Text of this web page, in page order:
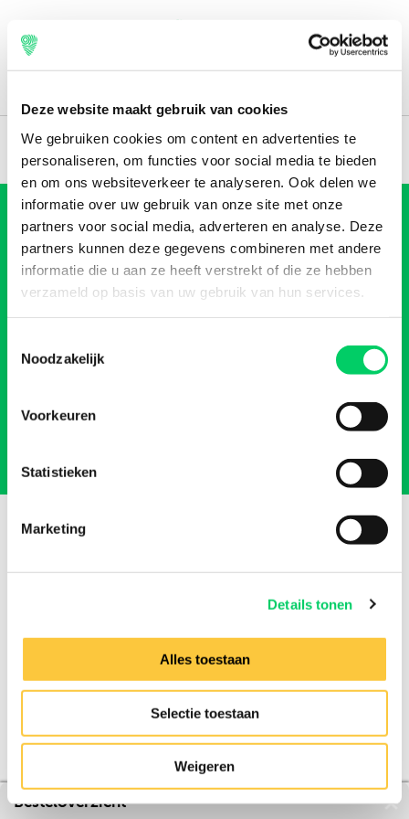
Deze website maakt gebruik van cookies
We gebruiken cookies om content en advertenties te
personaliseren, om functies voor social media te bieden
en om ons websiteverkeer te analyseren. Ook delen we
informatie over uw gebruik van onze site met onze
partners voor social media, adverteren en analyse. Deze
partners kunnen deze gegevens combineren met andere
informatie die u aan ze heeft verstrekt of die ze hebben
verzameld op basis van uw gebruik van hun services.
Noodzakelijk
Voorkeuren
Statistieken
Marketing
Details tonen
Alles toestaan
Selectie toestaan
Weigeren
Besteloverzicht
Klantenservice
Over ons